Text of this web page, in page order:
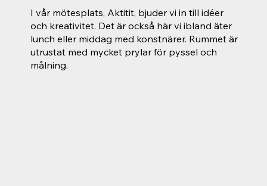
I vår mötesplats, Aktitit, bjuder vi in ​​till idéer
och kreativitet. Det är också här vi ibland äter
lunch eller middag med konstnärer. Rummet är
utrustat med mycket prylar för pyssel och
målning.